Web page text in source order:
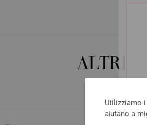
Utilizziamo
aiutano a
ALTRI